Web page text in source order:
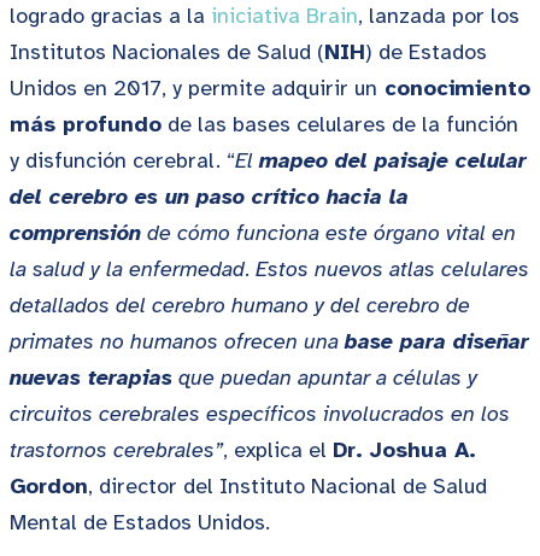
logrado gracias a la iniciativa Brain, lanzada por los
Institutos Nacionales de Salud (NIH) de Estados
Unidos en 2017, y permite adquirir un conocimiento
más profundo de las bases celulares de la función
y disfunción cerebral. “Elmapeo del paisaje celular
del cerebro es un paso crítico hacia la
comprensión de cómo funciona este órgano vital en
la salud y la enfermedad. Estos nuevos atlas celulares
detallados del cerebro humano y del cerebro de
primates no humanos ofrecen unabase para diseñar
nuevas terapias que puedan apuntar a células y
circuitos cerebrales específicos involucrados en los
trastornos cerebrales”, explica el Dr. Joshua A.
Gordon, director del Instituto Nacional de Salud
Mental de Estados Unidos.